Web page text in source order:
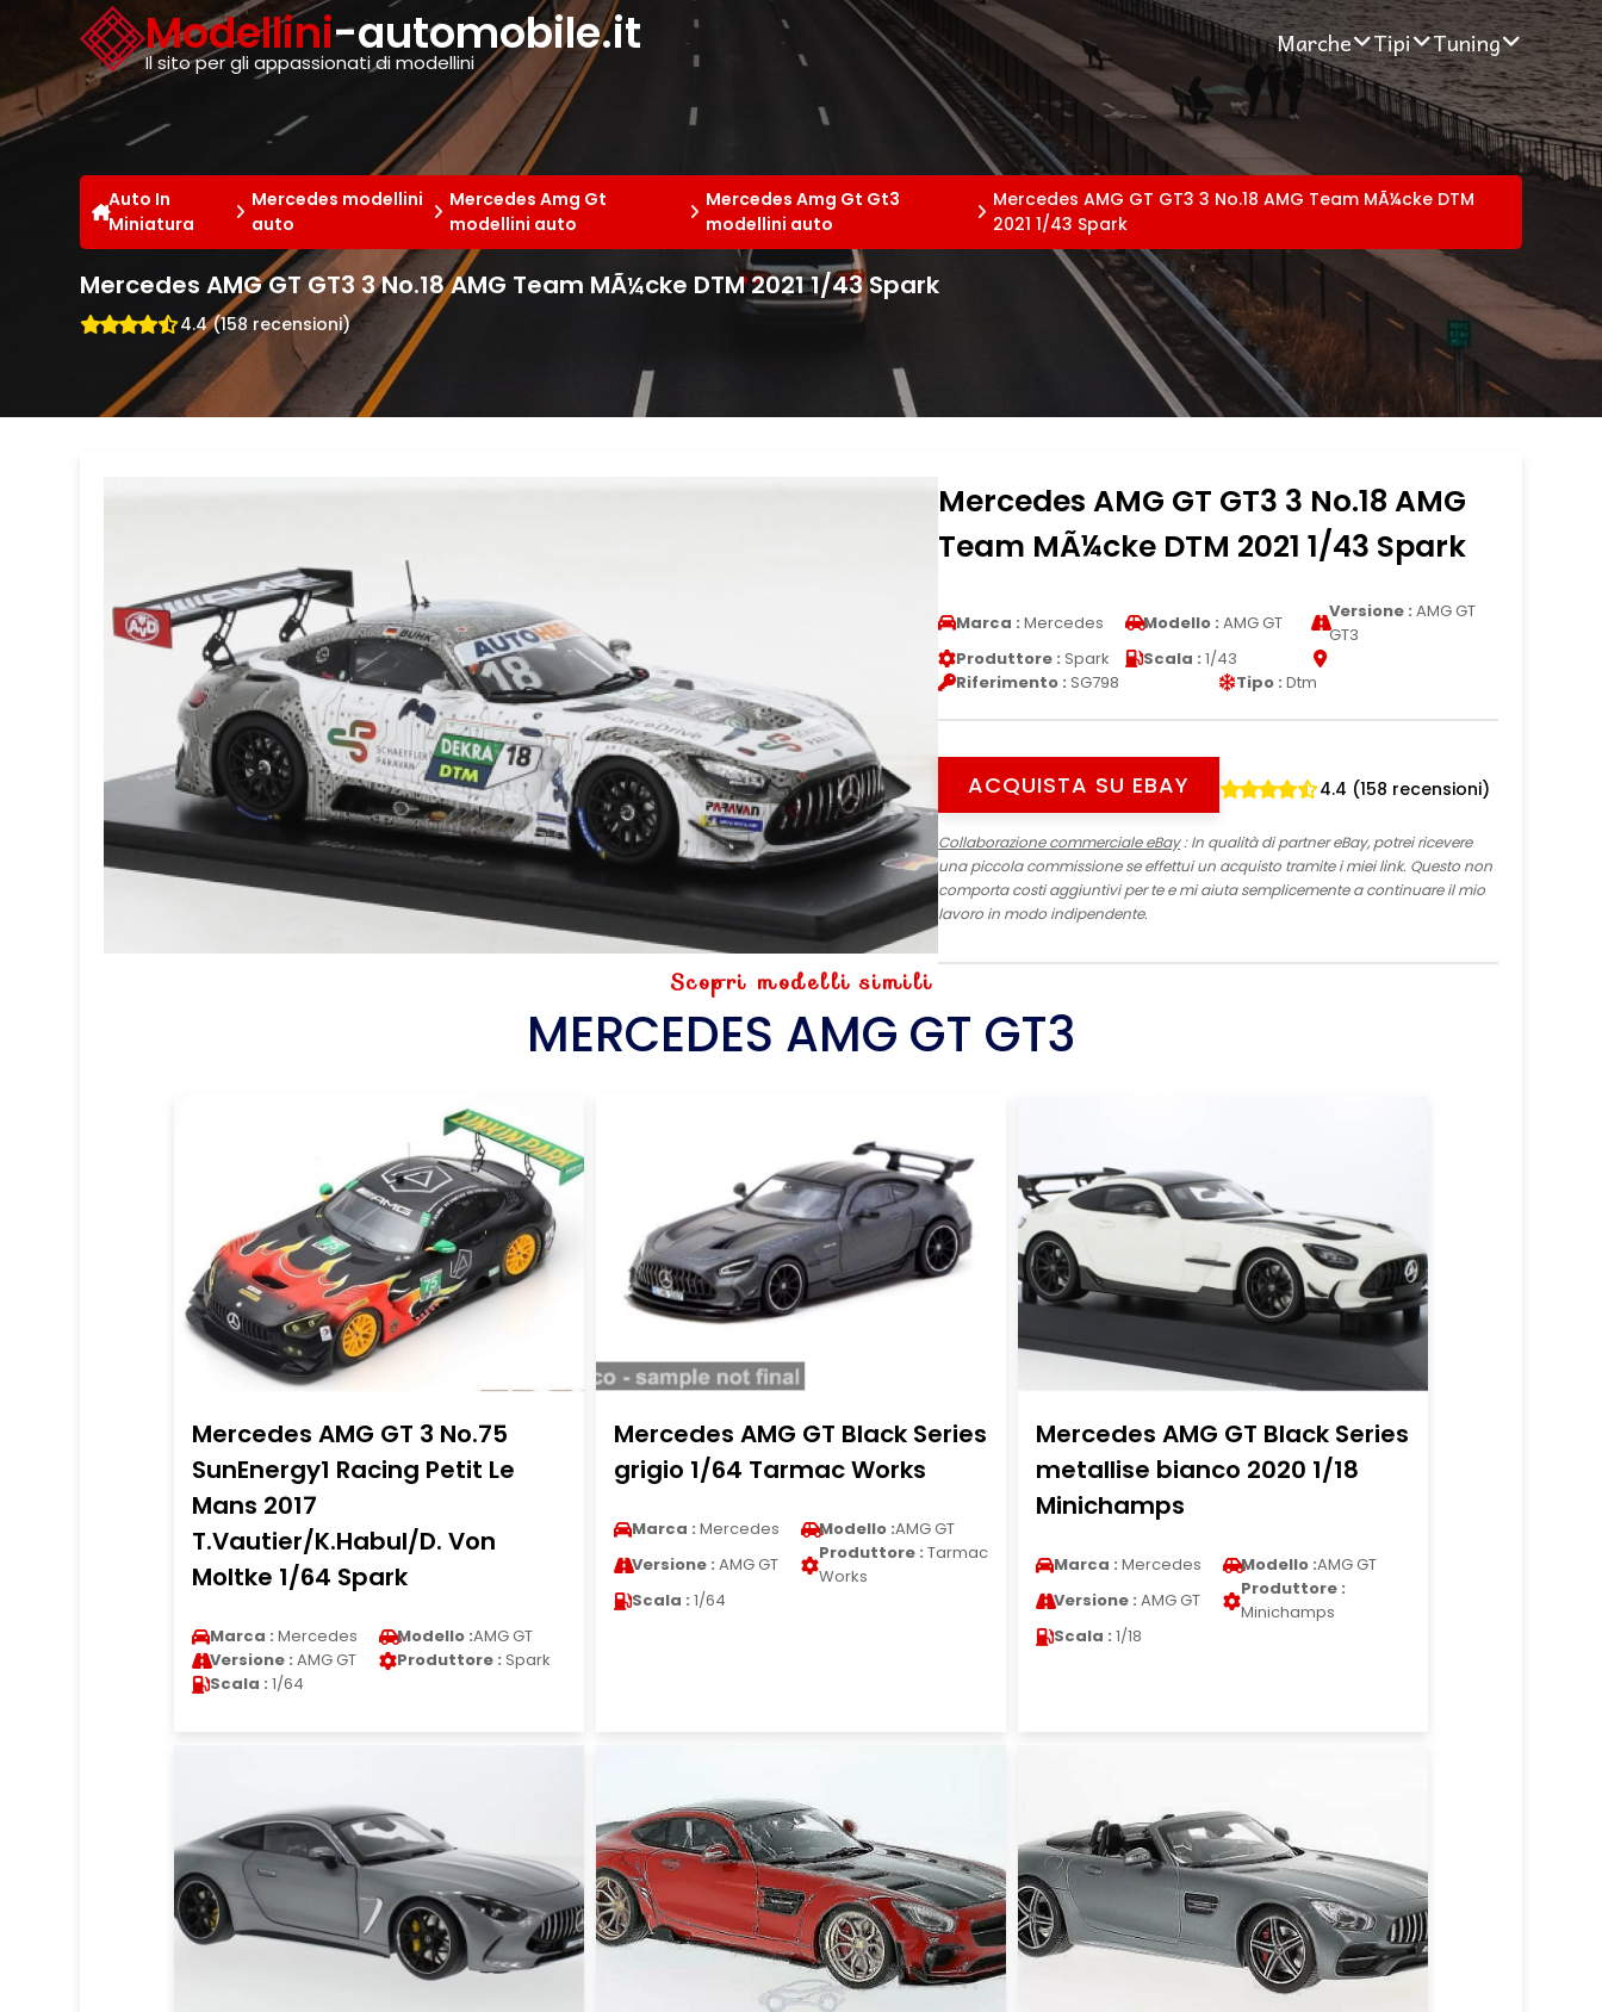
Modellini-automobile.it
Il sito per gli appassionati di modellini
Marche Tipi Tuning
Auto In
Miniatura
Mercedes modellini
auto
Mercedes Amg Gt
modellini auto
Mercedes Amg Gt Gt3
modellini auto
Mercedes AMG GT GT3 3 No.18 AMG Team MÃ¼cke DTM
2021 1/43 Spark
Mercedes AMG GT GT3 3 No.18 AMG Team MÃ¼cke DTM 2021 1/43 Spark
4.4 (158 recensioni)
Mercedes AMG GT GT3 3 No.18 AMG
Team MÃ¼cke DTM 2021 1/43 Spark
Marca : Mercedes Modello : AMG GT
Versione : AMG GT
GT3
Produttore : Spark Scala : 1/43
Riferimento : SG798 Tipo : Dtm
ACQUISTA SU EBAY 4.4 (158 recensioni)
Collaborazione commerciale eBay: In qualità di partner eBay, potrei ricevere
una piccola commissione se effettui un acquisto tramite i miei link. Questo non
comporta costi aggiuntivi per te e mi aiuta semplicemente a continuare il mio
lavoro in modo indipendente.
Scopri modelli simili
MERCEDES AMG GT GT3
Mercedes AMG GT 3 No.75
SunEnergy1 Racing Petit Le
Mans 2017
T.Vautier/K.Habul/D. Von
Moltke 1/64 Spark
Marca : Mercedes Modello :AMG GT
Versione : AMG GT Produttore : Spark
Scala : 1/64
Mercedes AMG GT Black Series
grigio 1/64 Tarmac Works
Marca : Mercedes Modello :AMG GT
Versione : AMG GT
Produttore : Tarmac
Works
Scala : 1/64
Mercedes AMG GT Black Series
metallise bianco 2020 1/18
Minichamps
Marca : Mercedes Modello :AMG GT
Versione : AMG GT
Produttore :
Minichamps
Scala : 1/18
Cookies management panel